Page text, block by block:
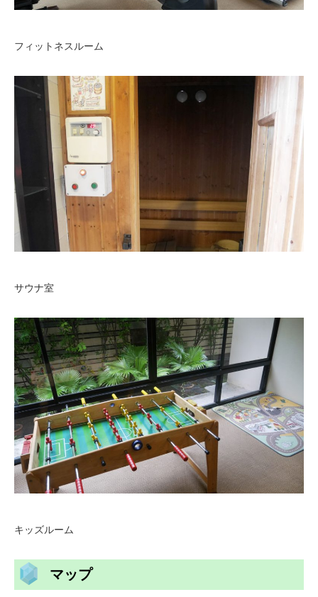
フィットネスルーム
サウナ室
キッズルーム
マップ